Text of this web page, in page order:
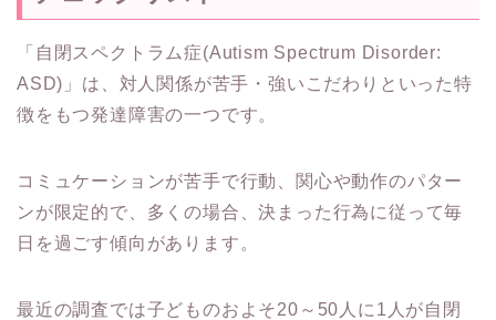
「自閉スペクトラム症(Autism Spectrum Disorder:
ASD)」は、対人関係が苦手・強いこだわりといった特
徴をもつ発達障害の一つです。
コミュケーションが苦手で行動、関心や動作のパター
ンが限定的で、多くの場合、決まった行為に従って毎
日を過ごす傾向があります。
最近の調査では子どものおよそ20～50人に1人が自閉